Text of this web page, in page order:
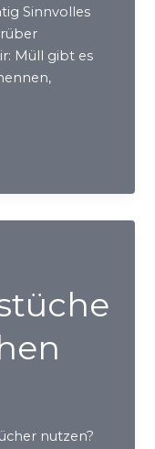
Sinnvolles
Müll gibt es
nutzen?